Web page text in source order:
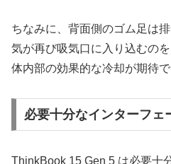
ちなみに、背面側のゴム足は
気が再び吸気口に入り込むの
体内部の効果的な冷却が期待で
必要十分なインターフェ
ThinkBook 15 Gen 5 は必要十